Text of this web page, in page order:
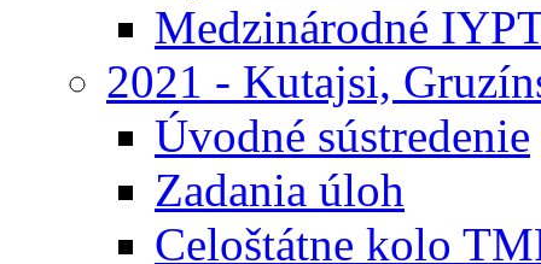
Medzinárodné
2021 - Kutajsi,
Úvodné sústredenie
Zadania úloh
Celoštátne kolo